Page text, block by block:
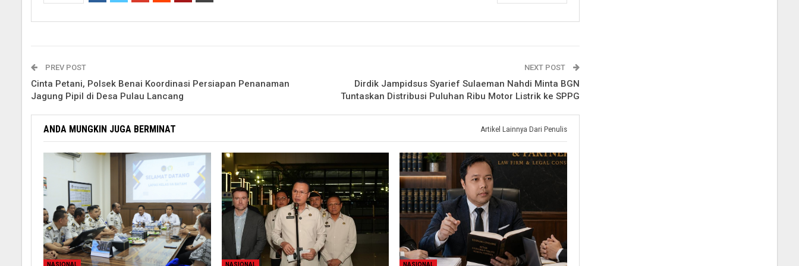
PREV POST
Cinta Petani, Polsek Benai Koordinasi Persiapan Penanaman
Jagung Pipil di Desa Pulau Lancang
NEXT POST
Dirdik Jampidsus Syarief Sulaeman Nahdi Minta BGN
Tuntaskan Distribusi Puluhan Ribu Motor Listrik ke SPPG
ANDA MUNGKIN JUGA BERMINAT Artikel Lainnya Dari Penulis
NASIONAL NASIONAL NASIONAL